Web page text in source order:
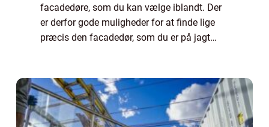
facadedøre, som du kan vælge iblandt. Der
er derfor gode muligheder for at finde lige
præcis den facadedør, som du er på jagt